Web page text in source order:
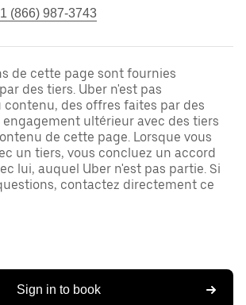
1 (866) 987-3743
de cette page sont fournies
des tiers. Uber n'est pas
contenu, des offres faites par des
ultérieur avec des tiers
de cette page. Lorsque vous
un tiers, vous concluez un accord
lui, auquel Uber n'est pas partie. Si
contactez directement ce
Sign in to book